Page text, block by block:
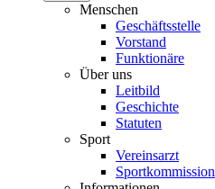
Menschen
Geschäftsstelle
Vorstand
Funktionäre
Über uns
Leitbild
Geschichte
Statuten
Sport
Vereinsarzt
Sportkommission